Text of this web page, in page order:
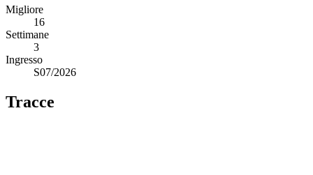
Migliore
16
Settimane
3
Ingresso
S07/2026
Tracce